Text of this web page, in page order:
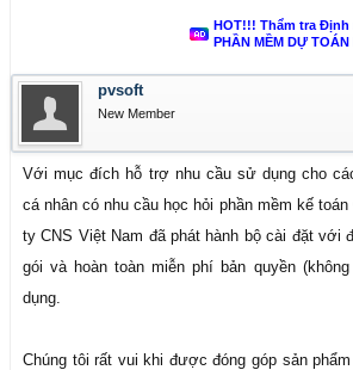
HOT!!! Thẩm tra
PHẦN MỀM DỰ
pvsoft
New Member
Với mục đích hỗ trợ nhu cầu sử dụng cho
cá nhân có nhu cầu học hỏi phần mềm kế
ty CNS Việt Nam đã phát hành bộ cài đặt với
gói và hoàn toàn miễn phí bản quyền
dụng.
Chúng tôi rất vui khi được đóng góp sản